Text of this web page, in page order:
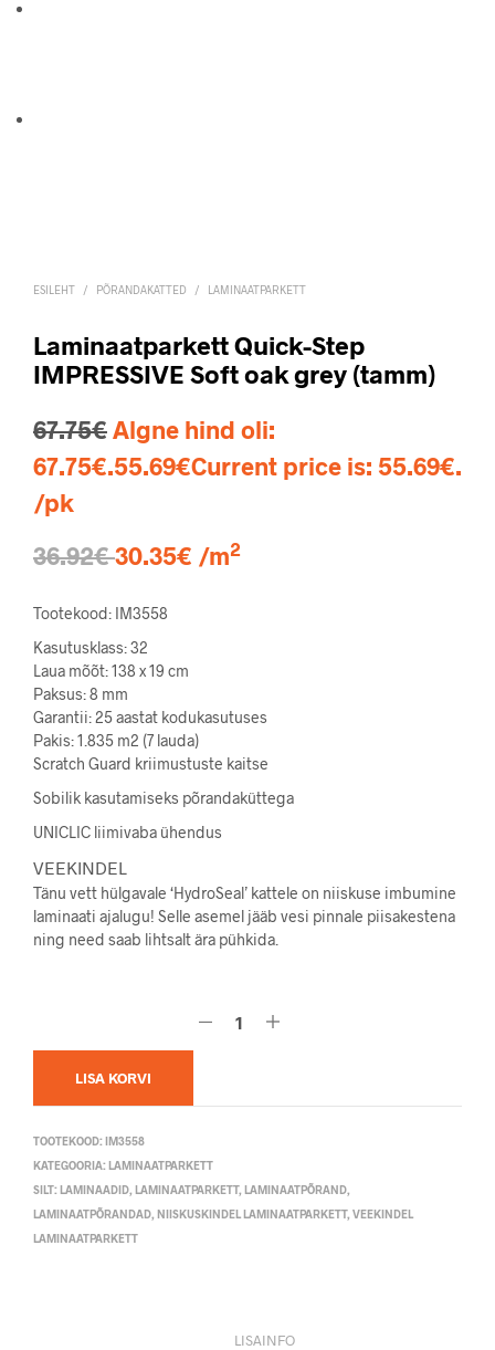
ESILEHT / PÕRANDAKATTED / LAMINAATPARKETT
Laminaatparkett Quick-Step
IMPRESSIVE Soft oak grey (tamm)
67.75€Algne hind oli:
67.75€.55.69€Current price is: 55.69€.
/pk
36.92€30.35€ /m2
Tootekood: IM3558
Kasutusklass: 32
Laua mõõt: 138 x 19 cm
Paksus: 8 mm
Garantii: 25 aastat kodukasutuses
Pakis:1.835 m2 (7 lauda)
Scratch Guard kriimustuste kaitse
Sobilik kasutamiseks põrandaküttega
UNICLIC liimivaba ühendus
VEEKINDEL
Tänu vett hülgavale ‘HydroSeal’ kattele on niiskuse imbumine
laminaati ajalugu! Selle asemel jääb vesi pinnale piisakestena
ning need saab lihtsalt ära pühkida.
LISA KORVI
TOOTEKOOD:IM3558
KATEGOORIA:LAMINAATPARKETT
SILT:LAMINAADID, LAMINAATPARKETT, LAMINAATPÕRAND,
LAMINAATPÕRANDAD, NIISKUSKINDEL LAMINAATPARKETT, VEEKINDEL
LAMINAATPARKETT
LISAINFO